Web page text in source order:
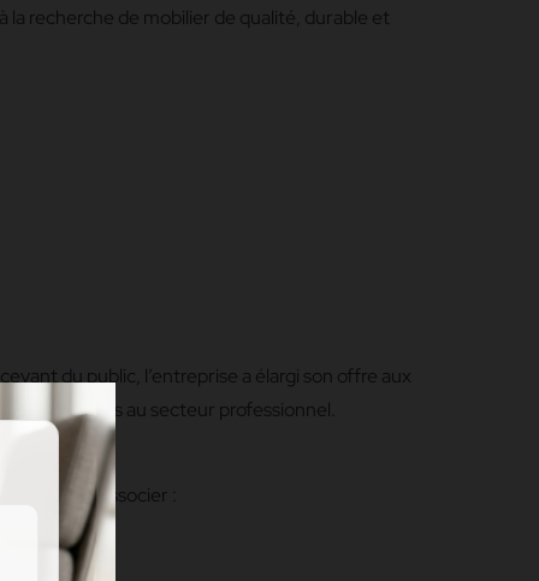
la recherche de mobilier de qualité, durable et
du public, l’entreprise a élargi son offre aux
imposées au secteur professionnel.
à associer :